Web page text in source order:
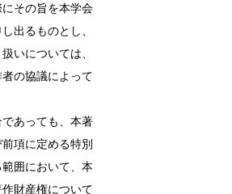
その旨を本学会
出るものとし、
いについては、
の協議によって
あっても、本著
項に定める特別
囲において、本
財産権について